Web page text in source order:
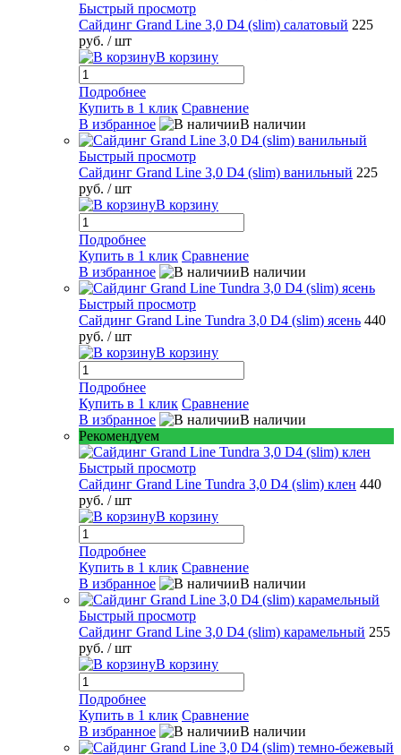
Быстрый просмотр
Сайдинг Grand Line 3,0 D4 (slim) салатовый 225
руб. / шт
В корзину
Подробнее
Купить в 1 клик Сравнение
В избранное
В наличии
Быстрый просмотр
Сайдинг Grand Line 3,0 D4 (slim) ванильный 225
руб. / шт
В корзину
Подробнее
Купить в 1 клик Сравнение
В избранное
В наличии
Быстрый просмотр
Сайдинг Grand Line Tundra 3,0 D4 (slim) ясень 440
руб. / шт
В корзину
Подробнее
Купить в 1 клик Сравнение
В избранное
В наличии
Рекомендуем
Быстрый просмотр
Сайдинг Grand Line Tundra 3,0 D4 (slim) клен 440
руб. / шт
В корзину
Подробнее
Купить в 1 клик Сравнение
В избранное
В наличии
Быстрый просмотр
Сайдинг Grand Line 3,0 D4 (slim) карамельный 255
руб. / шт
В корзину
Подробнее
Купить в 1 клик Сравнение
В избранное
В наличии